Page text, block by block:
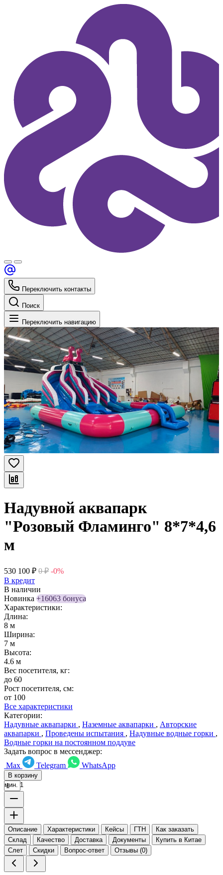
Переключить контакты
Поиск
Переключить навигацию
Надувной аквапарк
"Розовый Фламинго" 8*7*4,6
м
530 100 ₽ 0 ₽ -0%
В кредит
В наличии
Новинка +16063 бонуса
Характеристики:
Длина:
8 м
Ширина:
7 м
Высота:
4.6 м
Вес посетителя, кг:
до 60
Рост посетителя, см:
от 100
Все характеристики
Категории:
Надувные аквапарки , Наземные аквапарки , Авторские
аквапарки , Проведены испытания , Надувные водные горки ,
Водные горки на постоянном поддуве
Задать вопрос в мессенджер:
Max
Telegram WhatsApp
В корзину
мин. 1
Описание Характеристики Кейсы ГТН
Как заказать
Склад
Качество Доставка Документы
Купить в Китае
Слет
Скидки Вопрос-ответ Отзывы (0)